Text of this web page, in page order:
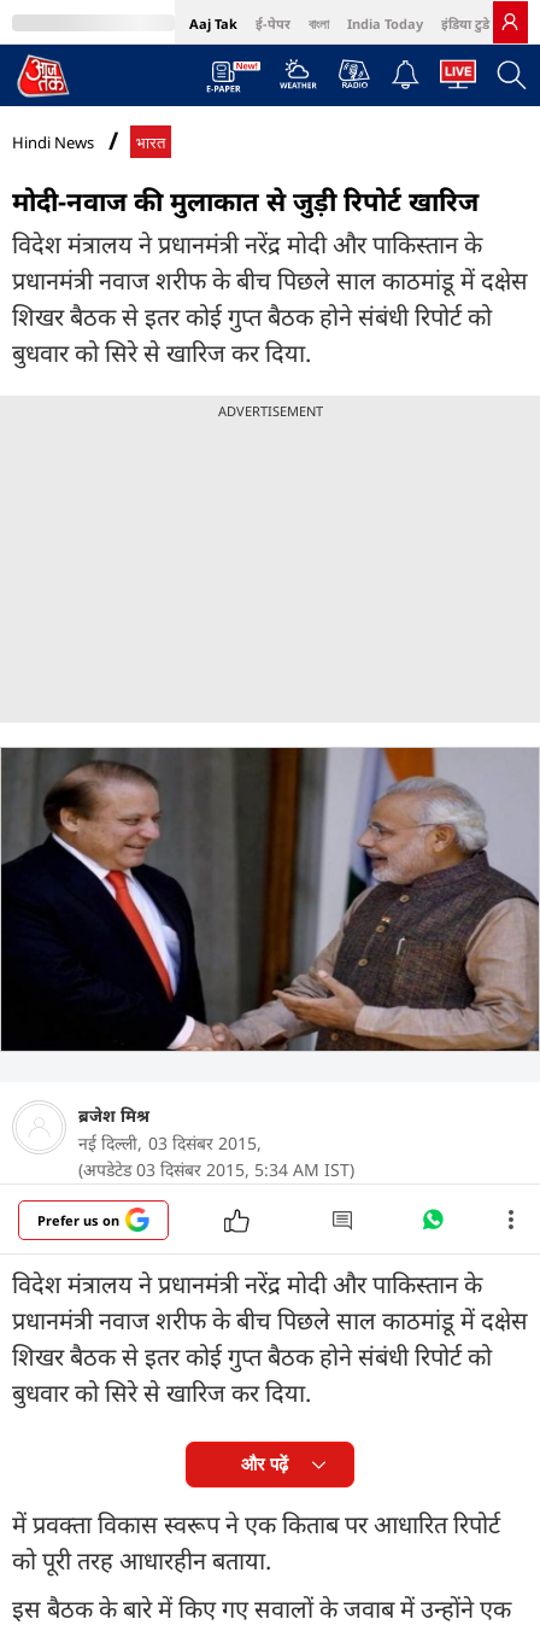
Aaj Tak ई-पेपर বাংলা India Today इंडिया टुडे हिंदी
MumbaiTak Cosmopolitan Harper's Bazaar Northeast
Hindi News भारत
मोदी-नवाज की मुलाकात से जुड़ी रिपोर्ट खारिज
विदेश मंत्रालय ने प्रधानमंत्री नरेंद्र मोदी और पाकिस्तान के
प्रधानमंत्री नवाज शरीफ के बीच पिछले साल काठमांडू में दक्षेस
शिखर बैठक से इतर कोई गुप्त बैठक होने संबंधी रिपोर्ट को
बुधवार को सिरे से खारिज कर दिया.
ADVERTISEMENT
ब्रजेश मिश्र
नई दिल्ली, 03 दिसंबर 2015,
(अपडेटेड 03 दिसंबर 2015, 5:34 AM IST)
Prefer us on
विदेश मंत्रालय ने प्रधानमंत्री नरेंद्र मोदी और पाकिस्तान के
प्रधानमंत्री नवाज शरीफ के बीच पिछले साल काठमांडू में दक्षेस
शिखर बैठक से इतर कोई गुप्त बैठक होने संबंधी रिपोर्ट को
बुधवार को सिरे से खारिज कर दिया.
और पढ़ें
में प्रवक्ता विकास स्वरूप ने एक किताब पर आधारित रिपोर्ट
को पूरी तरह आधारहीन बताया.
इस बैठक के बारे में किए गए सवालों के जवाब में उन्होंने एक